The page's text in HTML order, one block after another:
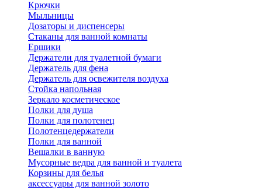
Крючки
Мыльницы
Дозаторы и диспенсеры
Стаканы для ванной комнаты
Ершики
Держатели для туалетной бумаги
Держатель для фена
Держатель для освежителя воздуха
Стойка напольная
Зеркало косметическое
Полки для душа
Полки для полотенец
Полотенцедержатели
Полки для ванной
Вешалки в ванную
Мусорные ведра для ванной и туалета
Корзины для белья
аксессуары для ванной золото